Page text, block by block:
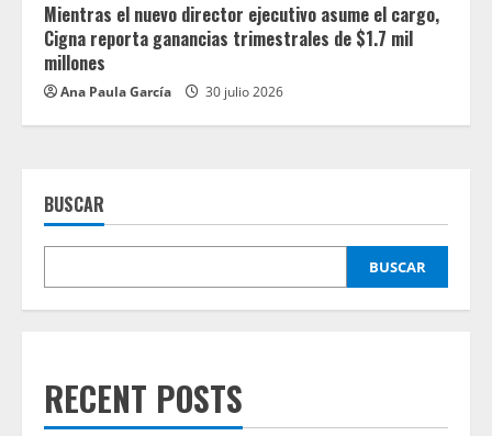
Mientras el nuevo director ejecutivo asume el cargo,
Cigna reporta ganancias trimestrales de $1.7 mil
millones
Ana Paula García 30 julio 2026
BUSCAR
BUSCAR
RECENT POSTS